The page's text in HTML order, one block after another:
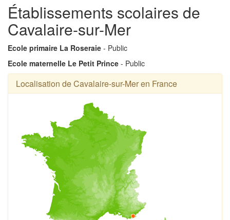
Établissements scolaires de
Cavalaire-sur-Mer
Ecole primaire La Roseraie - Public
Ecole maternelle Le Petit Prince - Public
Localisation de Cavalaire-sur-Mer en France